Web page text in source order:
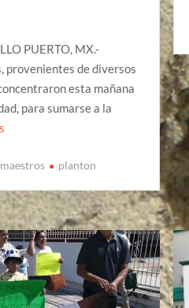
PUERTO, MX.-
provenientes de diversos
esta mañana
para sumarse a la
planton